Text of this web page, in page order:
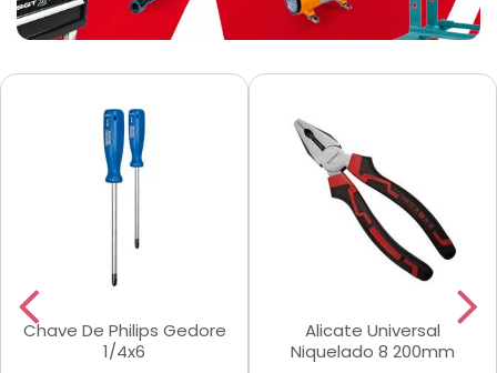
Chave De Philips Gedore
1/4x6
Alicate Universal
Niquelado 8 200mm